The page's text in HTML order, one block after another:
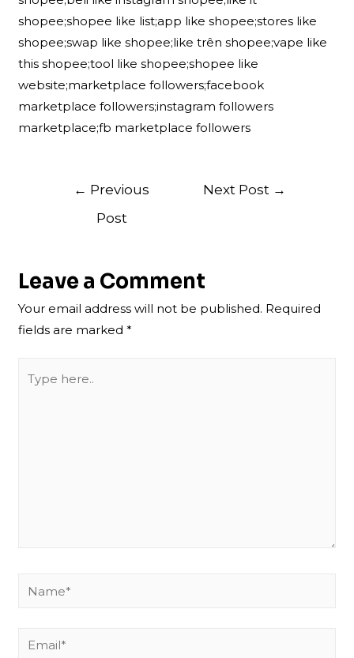
shopee;shopee like list;app like shopee;stores like
shopee;swap like shopee;like trên shopee;vape like
this shopee;tool like shopee;shopee like
website;marketplace followers;facebook
marketplace followers;instagram followers
marketplace;fb marketplace followers
Post
navigation
← Previous
Post
Next Post →
Leave a Comment
Your email address will not be published. Required
fields are marked*
here..
Name*
Email*